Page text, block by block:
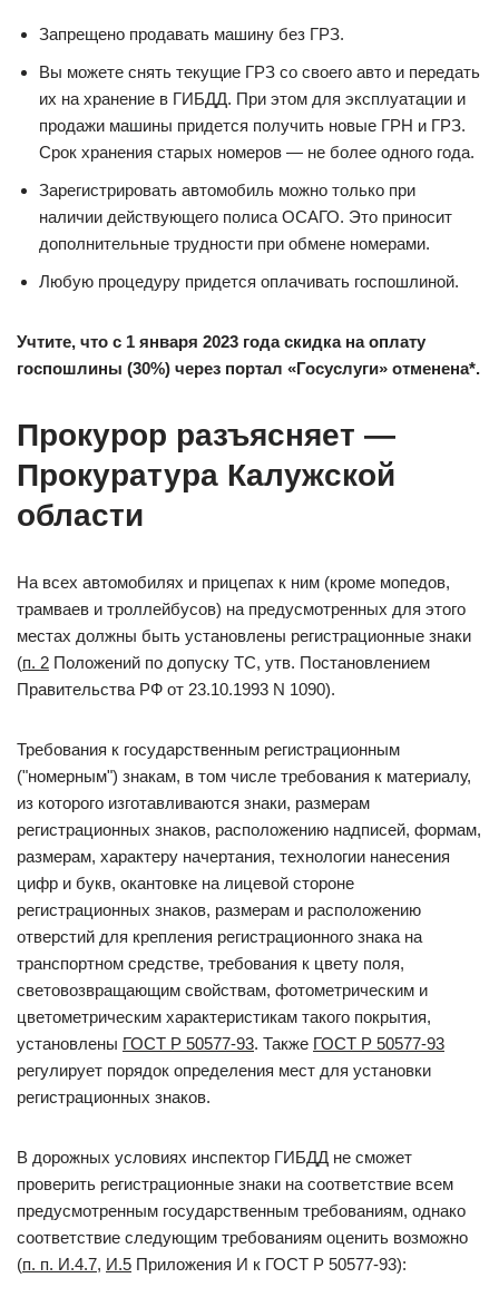
Запрещено продавать машину без ГРЗ.
Вы можете снять текущие ГРЗ со своего авто и передать
их на хранение в ГИБДД. При этом для эксплуатации и
продажи машины придется получить новые ГРН и ГРЗ.
Срок хранения старых номеров — не более одного года.
Зарегистрировать автомобиль можно только при
наличии действующего полиса ОСАГО. Это приносит
дополнительные трудности при обмене номерами.
Любую процедуру придется оплачивать госпошлиной.
Учтите, что с 1 января 2023 года скидка на оплату
госпошлины (30%) через портал «Госуслуги» отменена*.
Прокурор разъясняет —
Прокуратура Калужской
области
На всех автомобилях и прицепах к ним (кроме мопедов,
трамваев и троллейбусов) на предусмотренных для этого
местах должны быть установлены регистрационные знаки
(п. 2 Положений по допуску ТС, утв. Постановлением
Правительства РФ от 23.10.1993 N 1090).
Требования к государственным регистрационным
("номерным") знакам, в том числе требования к материалу,
из которого изготавливаются знаки, размерам
регистрационных знаков, расположению надписей, формам,
размерам, характеру начертания, технологии нанесения
цифр и букв, окантовке на лицевой стороне
регистрационных знаков, размерам и расположению
отверстий для крепления регистрационного знака на
транспортном средстве, требования к цвету поля,
световозвращающим свойствам, фотометрическим и
цветометрическим характеристикам такого покрытия,
установлены ГОСТ Р 50577-93. Также ГОСТ Р 50577-93
регулирует порядок определения мест для установки
регистрационных знаков.
В дорожных условиях инспектор ГИБДД не сможет
проверить регистрационные знаки на соответствие всем
предусмотренным государственным требованиям, однако
соответствие следующим требованиям оценить возможно
(п. п. И.4.7, И.5 Приложения И к ГОСТ Р 50577-93):